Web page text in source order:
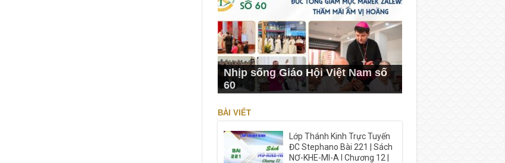
Nhịp sống Giáo Hội Việt Nam số
60
BÀI VIẾT
Lớp Thánh Kinh Trực Tuyến
ĐC Stephano Bài 221 | Sách
NƠ-KHE-MI-A I Chương 12 |